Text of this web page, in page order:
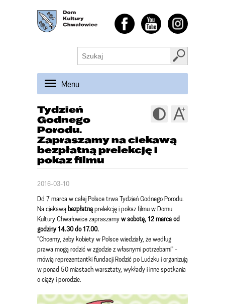
Menu
Tydzień
Godnego
Porodu.
Zapraszamy na ciekawą
bezpłatną prelekcję i
pokaz filmu
2016-03-10
Dd 7 marca w całej Polsce trwa Tydzień Godnego Porodu.
Na ciekawąbezpłatnąprelekcję i pokaz filmu w Domu
Kultury Chwałowice zapraszamyw sobotę, 12 marca od
godziny 14.30 do 17.00.
"Chcemy, żeby kobiety w Polsce wiedziały, że według
prawa mogą rodzić w zgodzie z własnymi potrzebami" -
mówią reprezentantki fundacji Rodzić po Ludzku i organizują
w ponad 50 miastach warsztaty, wykłady i inne spotkania
o ciąży i porodzie.